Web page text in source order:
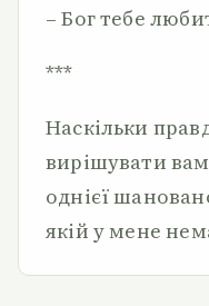
– Бог тебе
***
Наскільки
вирішувати
однієї
якій у мене